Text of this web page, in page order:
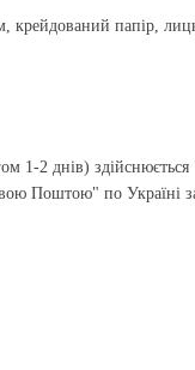
крейдований папір,
1-2 днів)
Поштою" по Україні